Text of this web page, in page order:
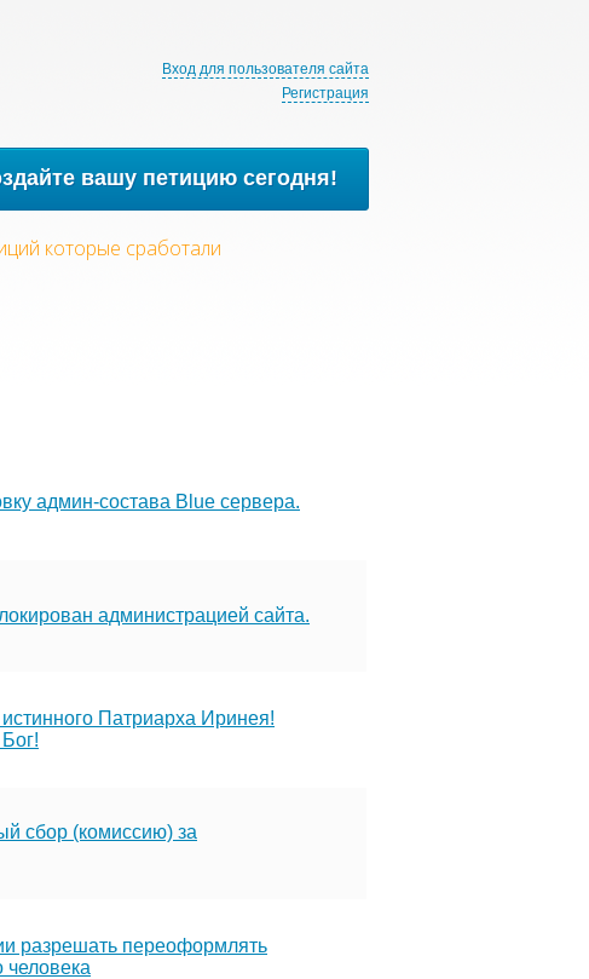
Вход для пользователя сайта
Регистрация
вашу петицию сегодня!
которые сработали
админ-состава Blue сервера.
администрацией сайта.
Патриарха Иринея!
сбор (комиссию) за
разрешать переоформлять
человека